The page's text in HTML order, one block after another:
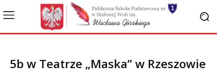
5b w Teatrze „Maska” w Rzeszowie